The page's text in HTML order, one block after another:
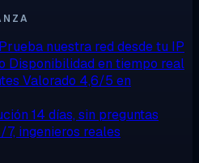
Prueba nuestra red desde tu IP
Disponibilidad en tiempo real
Valorado 4,6/5 en
14 días, sin preguntas
7, ingenieros reales